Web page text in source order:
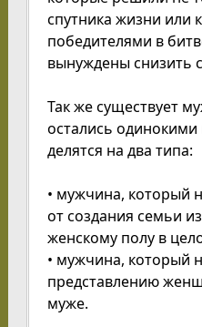
спутника жизни или
победителями в
вынуждены снизить
Так же существует
остались одинокими
делятся на два типа:
• мужчина, который
от создания семьи
женскому полу в
• мужчина, который
представлению
муже.